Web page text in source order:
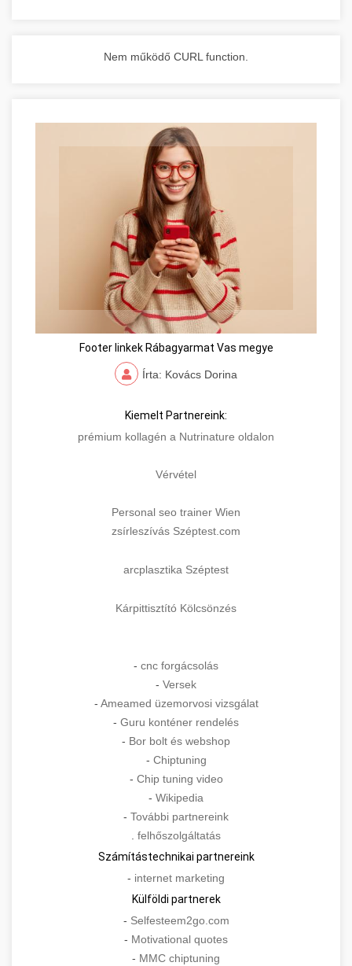
Nem működő CURL function.
Footer linkek Rábagyarmat Vas megye
Írta: Kovács Dorina
Kiemelt Partnereink:
prémium kollagén a Nutrinature oldalon
Vérvétel
Personal seo trainer Wien
zsírleszívás Széptest.com
arcplasztika Széptest
Kárpittisztító Kölcsönzés
- cnc forgácsolás
- Versek
- Ameamed üzemorvosi vizsgálat
- Guru konténer rendelés
- Bor bolt és webshop
- Chiptuning
- Chip tuning video
- Wikipedia
- További partnereink
. felhőszolgáltatás
Számítástechnikai partnereink
- internet marketing
Külföldi partnerek
- Selfesteem2go.com
- Motivational quotes
- MMC chiptuning